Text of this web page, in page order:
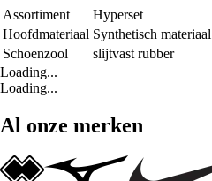
Assortiment
Hyperset
Hoofdmateriaal Synthetisch
Schoenzool
slijtvast rubber
Loading...
Loading...
Al onze merken